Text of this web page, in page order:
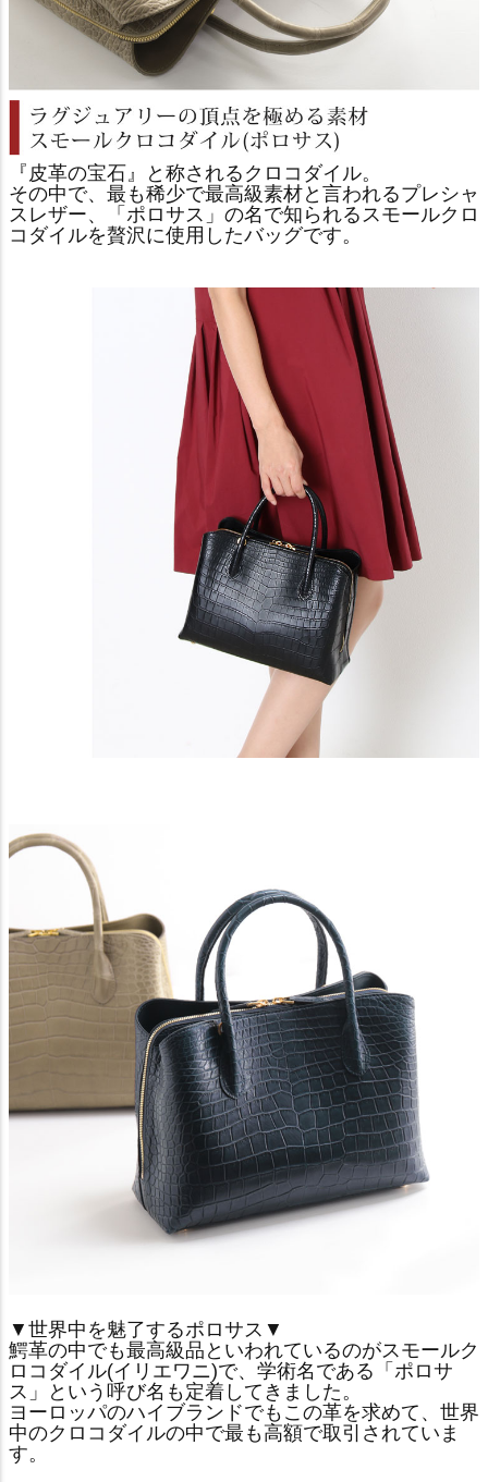
『皮革の宝石』と称されるクロコダイル。
その中で、最も稀少で最高級素材と言われるプレシャ
スレザー、「ポロサス」の名で知られるスモールクロ
コダイルを贅沢に使用したバッグです。
▼世界中を魅了するポロサス▼
鰐革の中でも最高級品といわれているのがスモールク
ロコダイル(イリエワニ)で、学術名である「ポロサ
ス」という呼び名も定着してきました。
ヨーロッパのハイブランドでもこの革を求めて、世界
中のクロコダイルの中で最も高額で取引されていま
す。